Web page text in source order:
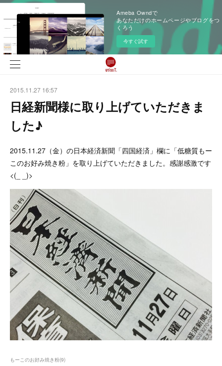
Ameba Owndで
あなただけのホームページやブログをつ
くろう
今すぐ試す
2015.11.27 16:57
日経新聞様に取り上げていただきま
した♪
2015.11.27（金）の日本経済新聞「四国経済」欄に「低糖質もー
このお好み焼き粉」を取り上げていただきました。感謝感激です
<(_ _)>
もーこのお好み焼き粉(9)